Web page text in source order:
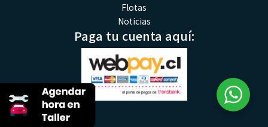
Flotas
Noticias
Paga tu cuenta aquí: